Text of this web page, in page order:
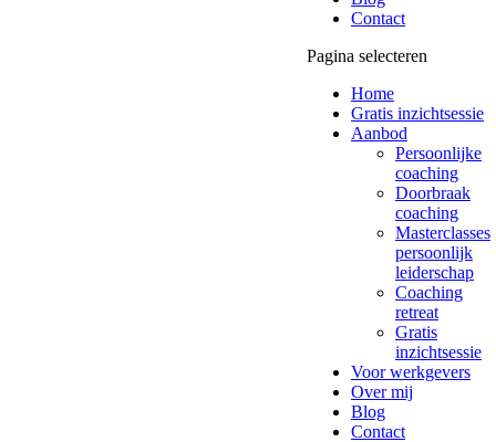
Contact
Pagina selecteren
Home
Gratis inzichtsessie
Aanbod
Persoonlijke
coaching
Doorbraak
coaching
Masterclasses
persoonlijk
leiderschap
Coaching
retreat
Gratis
inzichtsessie
Voor werkgevers
Over mij
Blog
Contact